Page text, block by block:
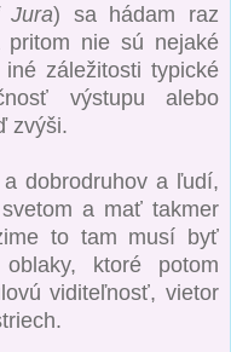
Jura) sa hádam raz
pritom nie sú nejaké
záležitosti typické
výstupu alebo
zvýši.
dobrodruhov a ľudí,
a mať takmer
to tam musí byť
ktoré potom
viditeľnosť, vietor